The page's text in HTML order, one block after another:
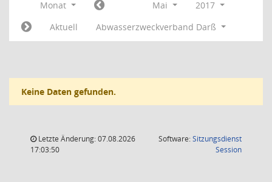
Monat Mai
2017
Aktuell
Abwasserzweckverband Darß
Keine Daten gefunden.
Letzte Änderung: 07.08.2026
17:03:50
Software:Sitzungsdienst
Session(Wird in